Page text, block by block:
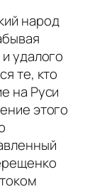
народ
удалого
те, кто
на Руси
этого